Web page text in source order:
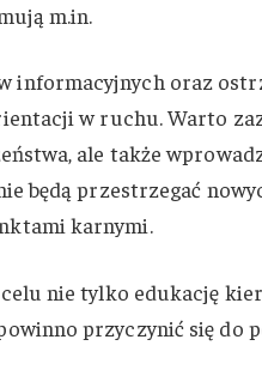
m.in.
informacyjnych oraz
w ruchu. Warto
ale także
będą przestrzegać
karnymi.
nie tylko edukację
przyczynić się do